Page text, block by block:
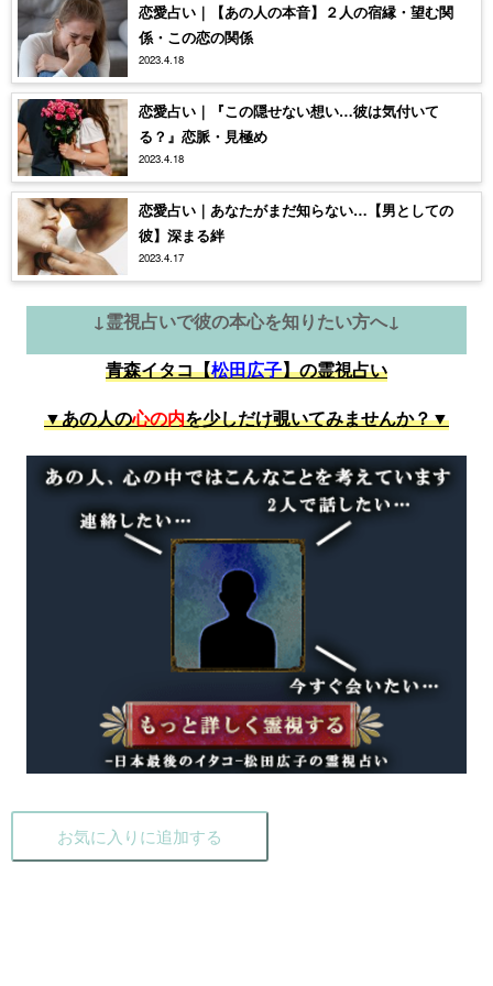
恋愛占い｜【あの人の本音】２人の宿縁・望む関
係・この恋の関係
2023.4.18
恋愛占い｜『この隠せない想い…彼は気付いて
る？』恋脈・見極め
2023.4.18
恋愛占い｜あなたがまだ知らない…【男としての
彼】深まる絆
2023.4.17
↓霊視占いで彼の本心を知りたい方へ↓
青森イタコ【松田広子】の霊視占い
▼あの人の心の内を少しだけ覗いてみませんか？▼
お気に入りに追加する